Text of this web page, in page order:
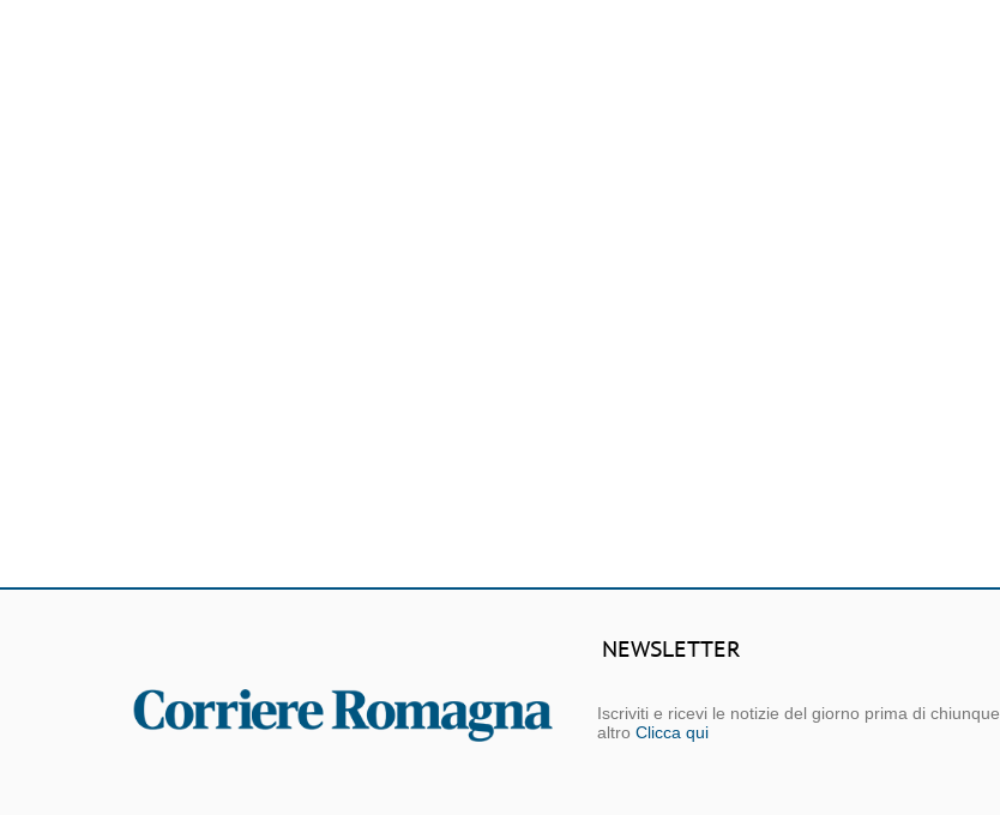
NEWSLETTER
Iscriviti e ricevi le notizie del giorno prima di chiunque
altro Clicca qui